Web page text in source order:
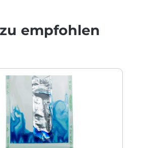
überspringen
empfohlen